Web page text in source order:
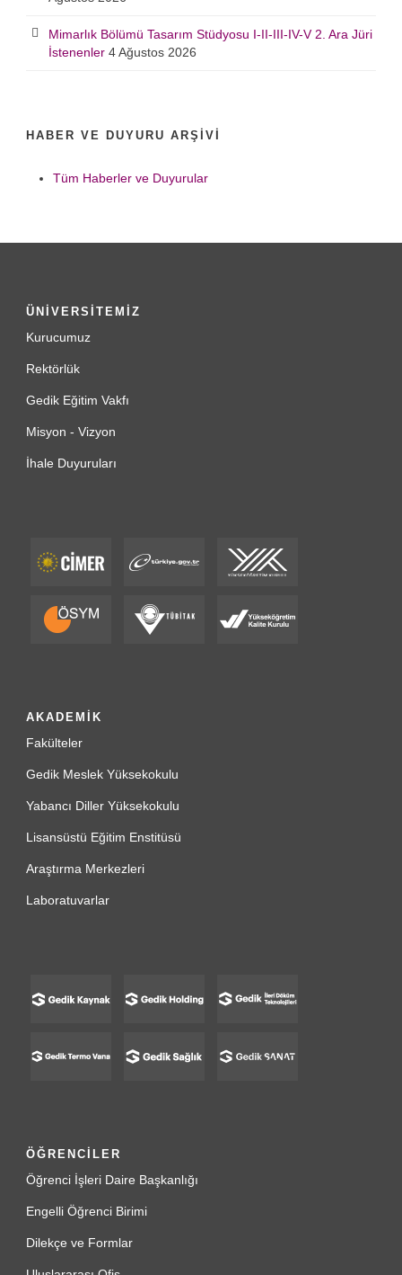
Mimarlık Bölümü Tasarım Stüdyosu I-II-III-IV-V 2. Ara Jüri
İstenenler 4 Ağustos 2026
HABER VE DUYURU ARŞIVI
Tüm Haberler ve Duyurular
ÜNİVERSİTEMİZ
Kurucumuz
Rektörlük
Gedik Eğitim Vakfı
Misyon - Vizyon
İhale Duyuruları
AKADEMİK
Fakülteler
Gedik Meslek Yüksekokulu
Yabancı Diller Yüksekokulu
Lisansüstü Eğitim Enstitüsü
Araştırma Merkezleri
Laboratuvarlar
ÖĞRENCİLER
Öğrenci İşleri Daire Başkanlığı
Engelli Öğrenci Birimi
Dilekçe ve Formlar